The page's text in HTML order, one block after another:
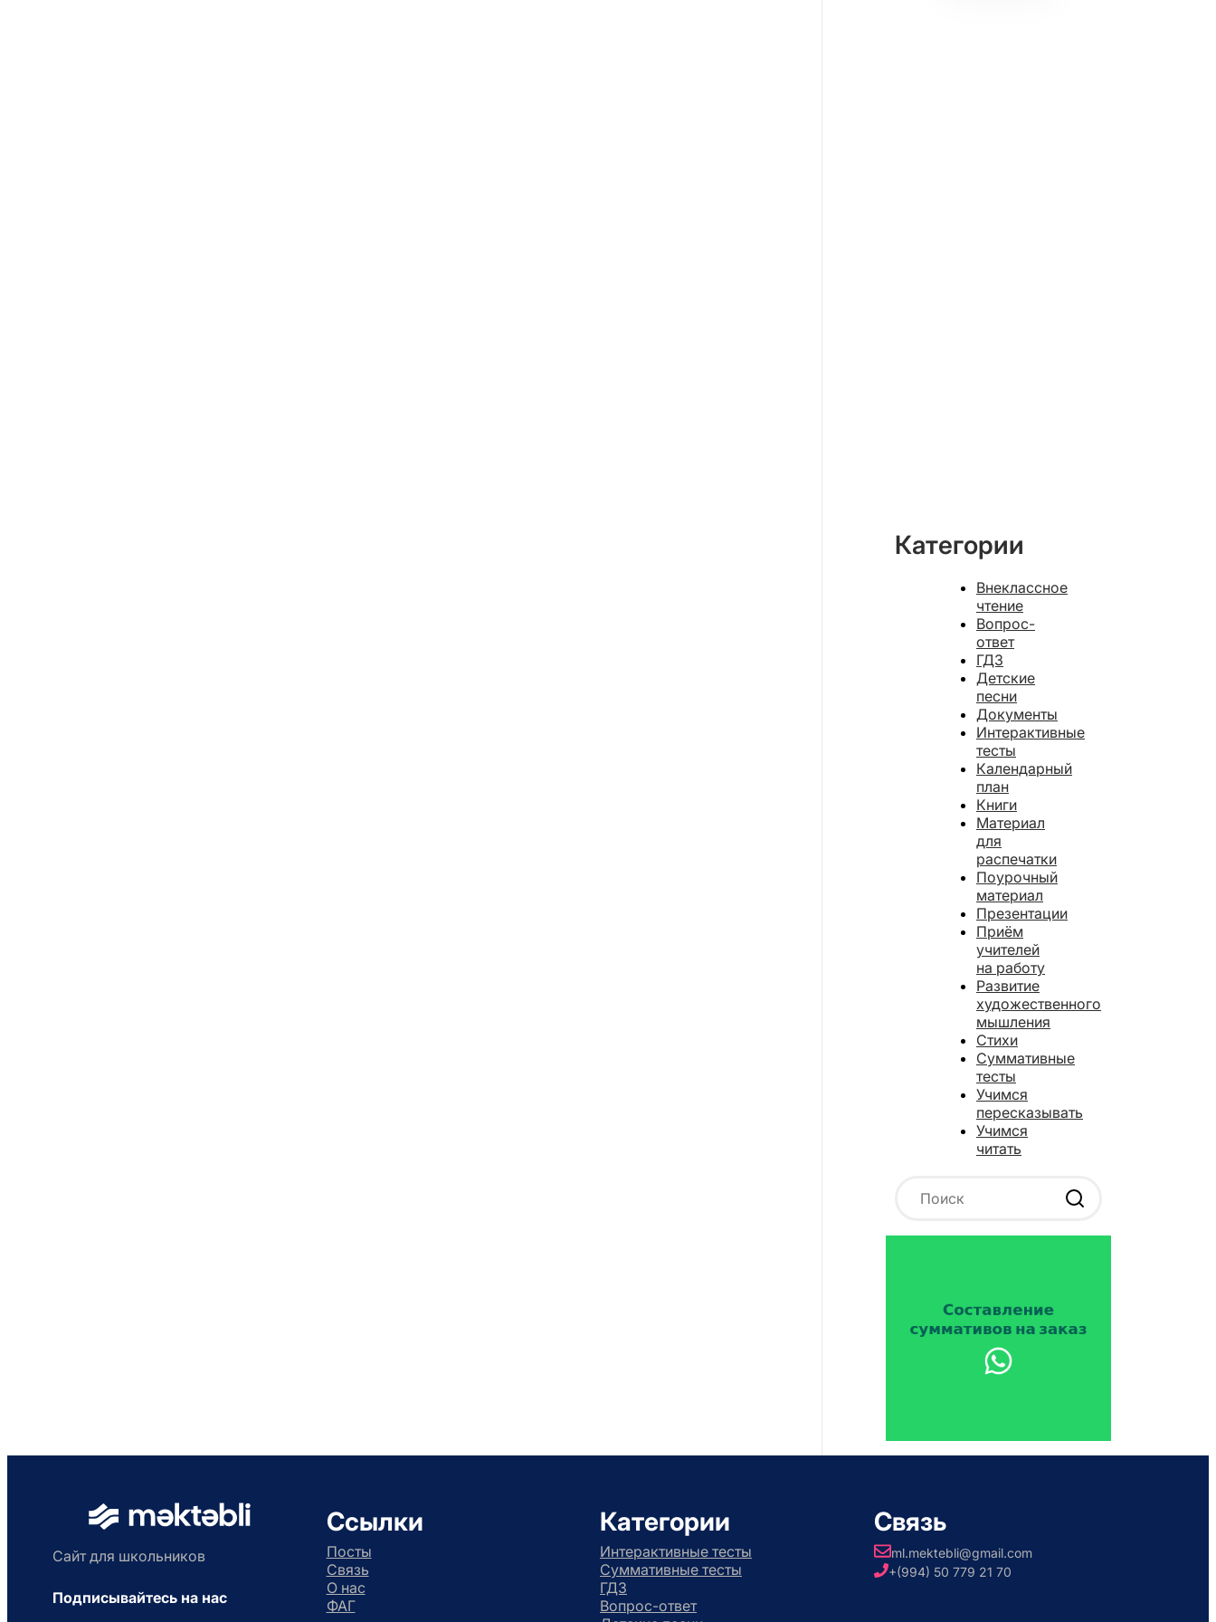
Категории
Внеклассное
чтение
Вопрос-
ответ
ГДЗ
Детские
песни
Документы
Интерактивные
тесты
Календарный
план
Книги
Материал
для
распечатки
Поурочный
материал
Презентации
Приём
учителей
на работу
Развитие
художественного
мышления
Стихи
Суммативные
тесты
Учимся
пересказывать
Учимся
читать
Сайт для школьников
Подписывайтесь на нас
Ссылки
Посты
Связь
О нас
ФАГ
Категории
Интерактивные тесты
Суммативные тесты
ГДЗ
Вопрос-ответ
Связь
ml.mektebli@gmail.com
+(994) 50 779 21 70